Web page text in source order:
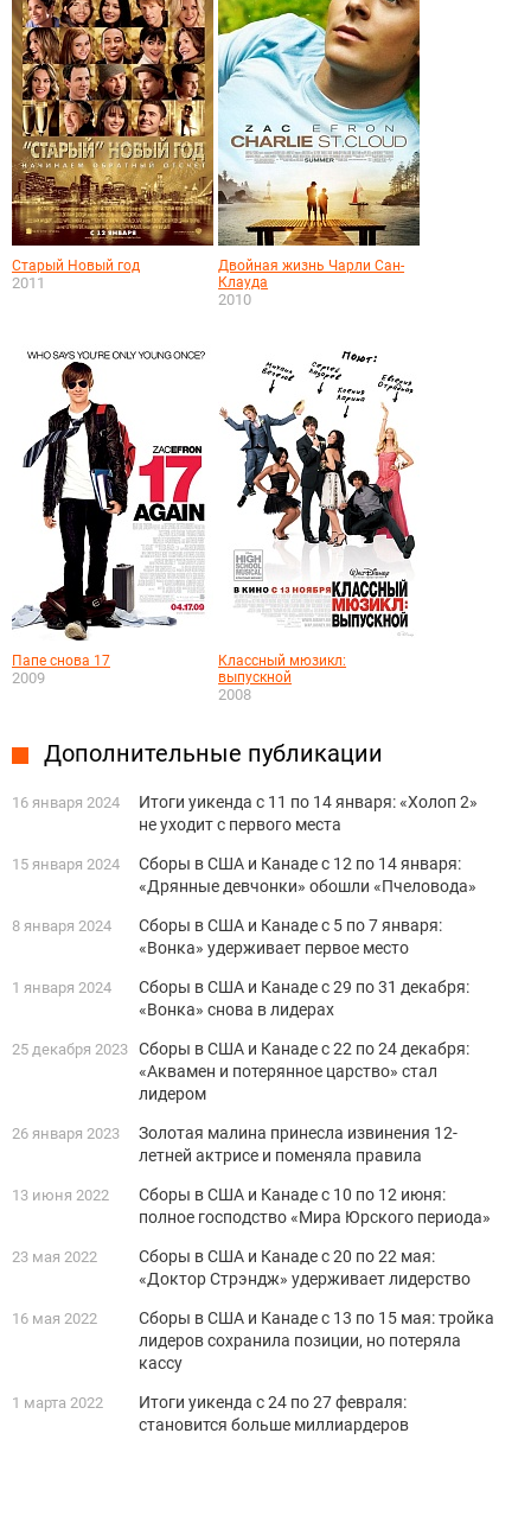
Старый Новый год
2011
Двойная жизнь Чарли Сан-
Клауда
2010
Папе снова 17
2009
Классный мюзикл:
выпускной
2008
Дополнительные публикации
16 января 2024
Итоги уикенда с 11 по 14 января: «Холоп 2»
не уходит с первого места
15 января 2024
Сборы в США и Канаде с 12 по 14 января:
«Дрянные девчонки» обошли «Пчеловода»
8 января 2024
Сборы в США и Канаде с 5 по 7 января:
«Вонка» удерживает первое место
1 января 2024
Сборы в США и Канаде с 29 по 31 декабря:
«Вонка» снова в лидерах
25 декабря 2023 Сборы в США и Канаде с 22 по 24 декабря:
«Аквамен и потерянное царство» стал
лидером
26 января 2023
Золотая малина принесла извинения 12-
летней актрисе и поменяла правила
13 июня 2022
Сборы в США и Канаде с 10 по 12 июня:
полное господство «Мира Юрского периода»
23 мая 2022
Сборы в США и Канаде с 20 по 22 мая:
«Доктор Стрэндж» удерживает лидерство
16 мая 2022
Сборы в США и Канаде с 13 по 15 мая: тройка
лидеров сохранила позиции, но потеряла
кассу
1 марта 2022
Итоги уикенда с 24 по 27 февраля:
становится больше миллиардеров